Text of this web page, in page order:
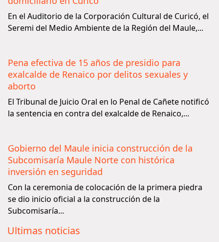
En el Auditorio de la Corporación Cultural de Curicó, el
Seremi del Medio Ambiente de la Región del Maule,...
Pena efectiva de 15 años de presidio para
exalcalde de Renaico por delitos sexuales y
aborto
El Tribunal de Juicio Oral en lo Penal de Cañete notificó
la sentencia en contra del exalcalde de Renaico,...
Gobierno del Maule inicia construcción de la
Subcomisaría Maule Norte con histórica
inversión en seguridad
Con la ceremonia de colocación de la primera piedra
se dio inicio oficial a la construcción de la
Subcomisaría...
Ultimas noticias